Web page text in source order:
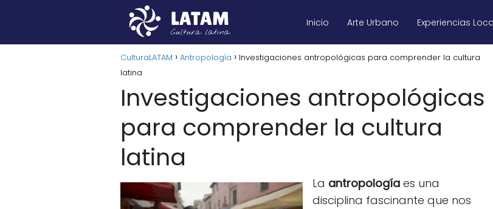
Inicio Arte Urbano Experiencias
CulturaLATAM Antropología
Investigaciones antropológicas para comprender la cultura
latina
Investigaciones antropológicas
para comprender la cultura
latina
La antropología es una
disciplina fascinante que nos